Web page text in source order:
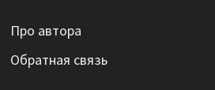
Про автора
Обратная связь